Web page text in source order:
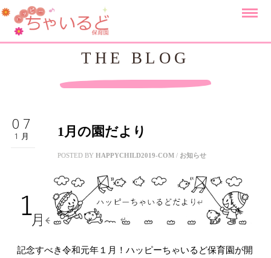
THE BLOG
07
1月 1月の園だより
POSTED BY HAPPYCHILD2019-COM/ お知らせ
記念すべき令和元年１月！ハッピーちゃいるど保育園が開